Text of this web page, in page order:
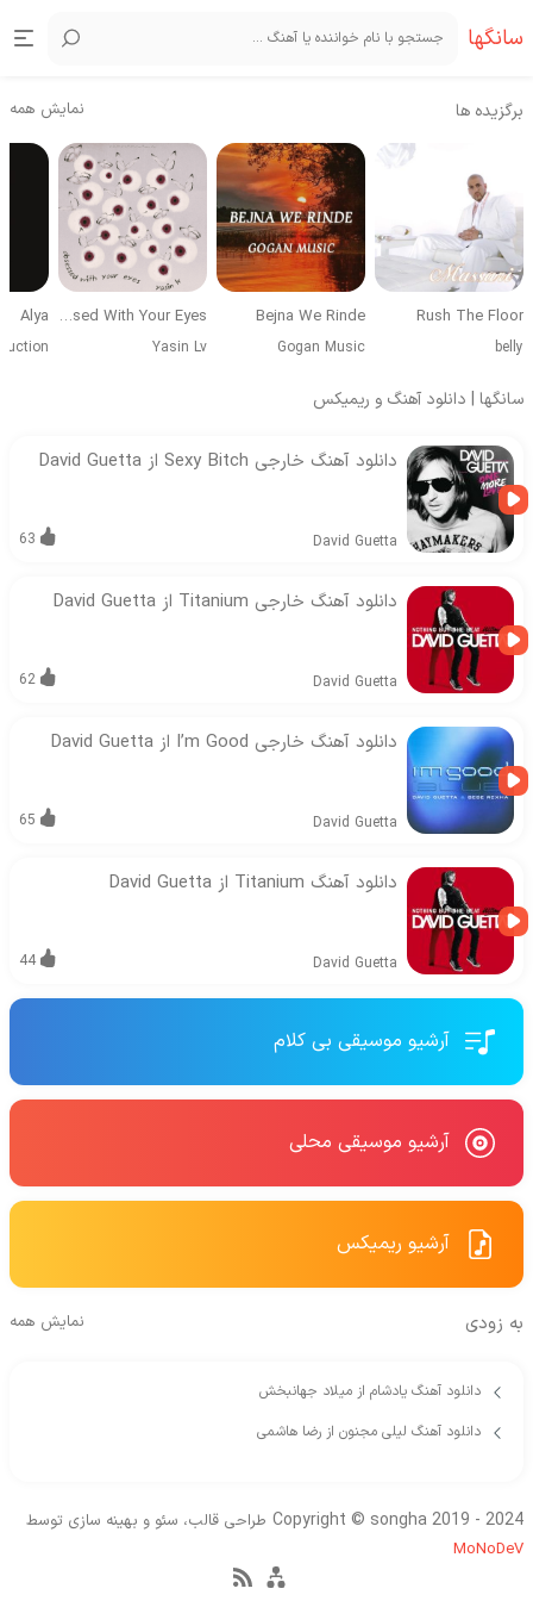
سانگها
برگزیده ها نمایش همه
Rush The Floor
belly
Bejna We Rinde
Gogan Music
Obsessed With Your Eyes
Yasin Lv
Alya
سانگها | دانلود آهنگ و ریمیکس
دانلود آهنگ خارجی Sexy Bitch از David Guetta
David Guetta
63
دانلود آهنگ خارجی Titanium از David Guetta
David Guetta
62
دانلود آهنگ خارجی I’m Good از David Guetta
David Guetta
65
دانلود آهنگ Titanium از David Guetta
David Guetta
44
آرشیو موسیقی بی کلام
آرشیو موسیقی محلی
آرشیو ریمیکس
به زودی نمایش همه
دانلود آهنگ یادشام از میلاد جهانبخش
دانلود آهنگ لیلی مجنون از رضا هاشمی
Copyright © songha 2019 - 2024 طراحی قالب، سئو و بهینه سازی توسط
MoNoDeV